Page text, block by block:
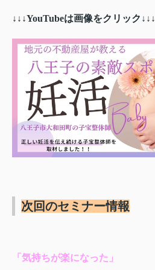
↓↓↓YouTubeは画像をクリック↓↓↓
次回のセミナー情報
「気持ちが楽になった」